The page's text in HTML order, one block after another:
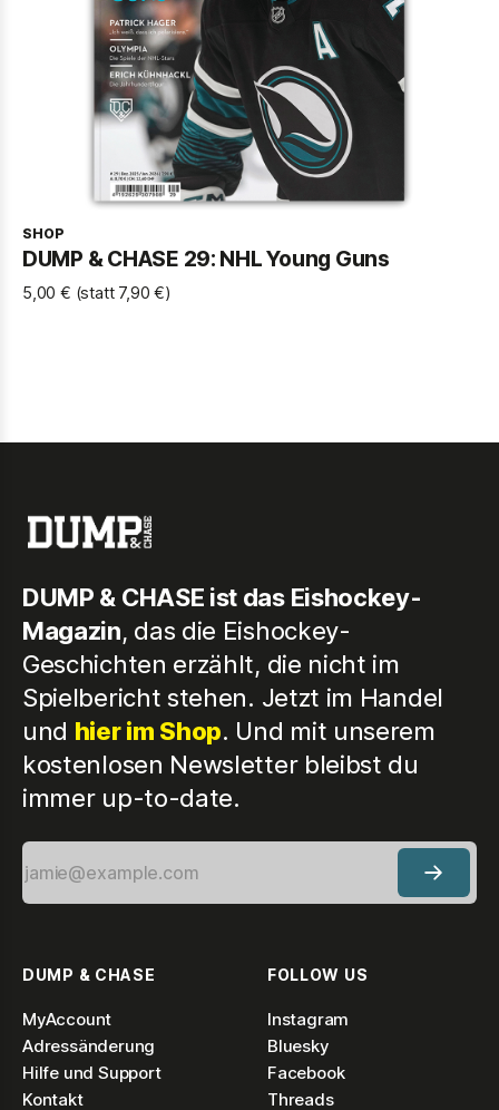
SHOP
DUMP & CHASE 29: NHL Young Guns
5,00 € (statt 7,90 €)
DUMP & CHASE ist das Eishockey-
Magazin, das die Eishockey-
Geschichten erzählt, die nicht im
Spielbericht stehen. Jetzt im Handel
und hier im Shop. Und mit unserem
kostenlosen Newsletter bleibst du
immer up-to-date.
DUMP & CHASE
MyAccount
Adressänderung
Hilfe und Support
Kontakt
FOLLOW US
Instagram
Bluesky
Facebook
Threads